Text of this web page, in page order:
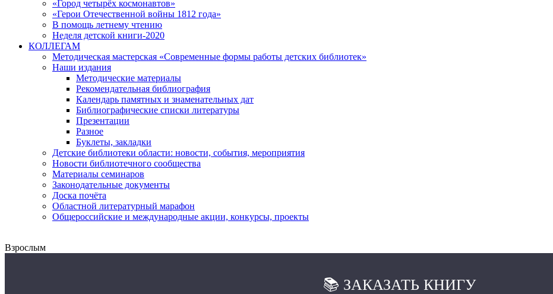
«Город четырёх космонавтов»
«Герои Отечественной войны 1812 года»
В помощь летнему чтению
Неделя детской книги-2020
КОЛЛЕГАМ
Методическая мастерская «Современные формы работы детских библиотек»
Наши издания
Методические материалы
Рекомендательная библиография
Календарь памятных и знаменательных дат
Библиографические списки литературы
Презентации
Разное
Буклеты, закладки
Детские библиотеки области: новости, события, мероприятия
Новости библиотечного сообщества
Материалы семинаров
Законодательные документы
Доска почёта
Областной литературный марафон
Общероссийские и международные акции, конкурсы, проекты
Взрослым
📚 ЗАКАЗАТЬ КНИГУ